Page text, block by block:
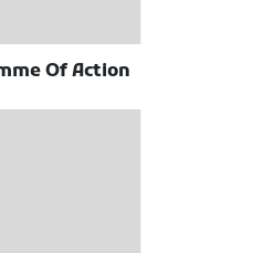
Of Action